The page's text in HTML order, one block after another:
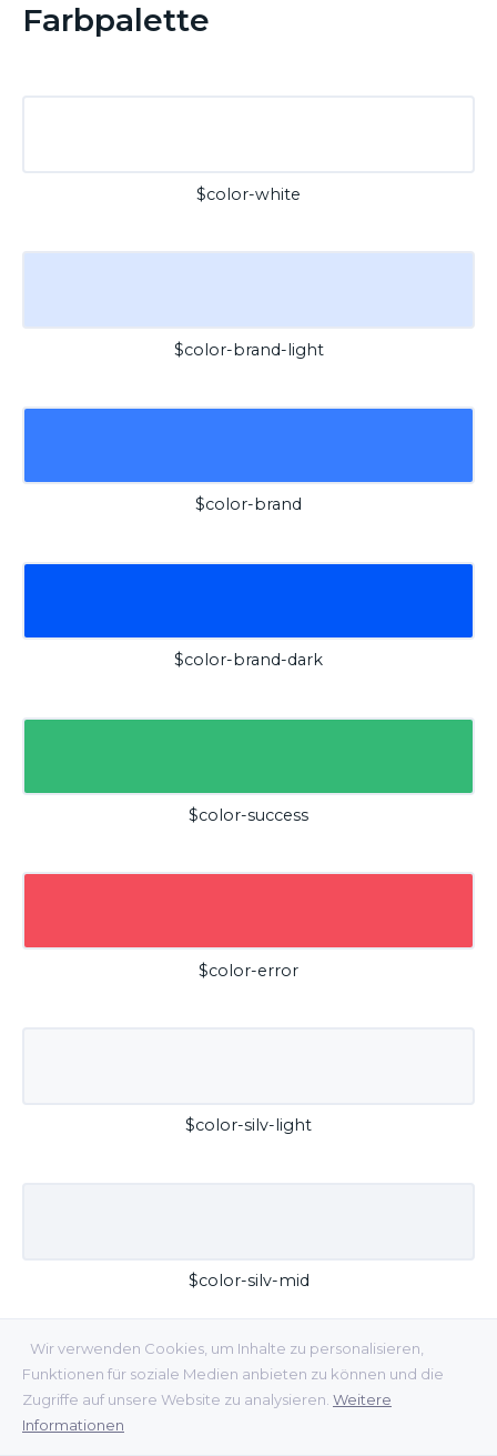
Wir verwenden Cookies, um Inhalte zu personalisieren,
Funktionen für soziale Medien anbieten zu können und die
Zugriffe auf unsere Website zu analysieren. Weitere
Informationen
Farbpalette
$color-white
$color-brand-light
$color-brand
$color-brand-dark
$color-success
$color-error
$color-silv-light
$color-silv-mid